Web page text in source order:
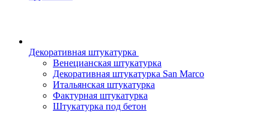
Декоративная штукатурка
Венецианская штукатурка
Декоративная штукатурка San Marco
Итальянская штукатурка
Фактурная штукатурка
Штукатурка под бетон